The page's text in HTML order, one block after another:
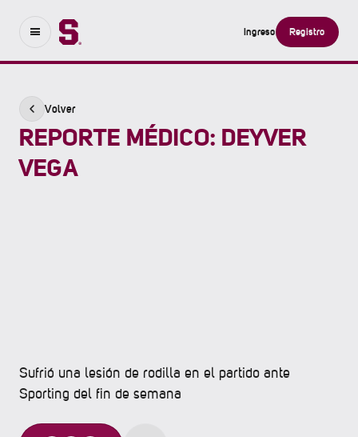
Ingreso Registro
Volver
REPORTE MÉDICO: DEYVER
VEGA
Sufrió una lesión de rodilla en el partido ante
Sporting del fin de semana